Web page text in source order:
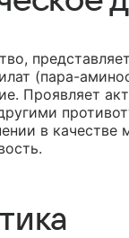
(пара-
Проявляет
в